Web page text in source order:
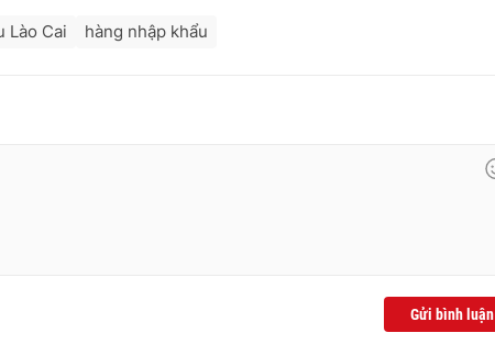
Lào Cai hàng nhập khẩu
Gửi bình luận